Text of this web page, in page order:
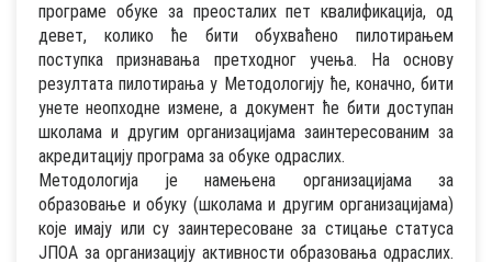
програме обуке за преосталих пет квалификација, од
девет, колико ће бити обухваћено пилотирањем
поступка признавања претходног учења. На основу
резултата пилотирања у Методологију ће, коначно, бити
унете неопходне измене, а документ ће бити доступан
школама и другим организацијама заинтересованим за
акредитацију програма за обуке одраслих.
Методологија је намењена организацијама за
образовање и обуку (школама и другим организацијама)
које имају или су заинтересоване за стицање статуса
ЈПОА за организацију активности образовања одраслих.